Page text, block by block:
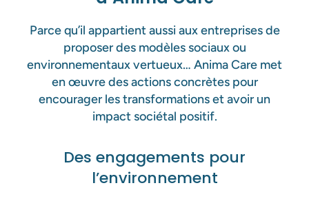
Parce qu’il appartient aussi aux entreprises de
proposer des modèles sociaux ou
environnementaux vertueux… Anima Care met
en œuvre des actions concrètes pour
encourager les transformations et avoir un
impact sociétal positif.
Des engagements pour
l’environnement